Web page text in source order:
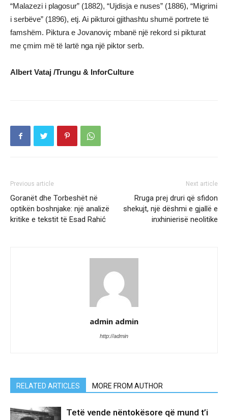
“Malazezi i plagosur” (1882), “Ujdisja e nuses” (1886), “Migrimi
i serbëve” (1896), etj. Ai pikturoi gjithashtu shumë portrete të
famshëm. Piktura e Jovanoviç mbanë një rekord si pikturat
me çmim më të lartë nga një piktor serb.
Albert Vataj /Trungu & InforCulture
Previous article
Goranët dhe Torbeshët në
optikën boshnjake: një analizë
kritike e tekstit të Esad Rahić
Next article
Rruga prej druri që sfidon
shekujt, një dëshmi e gjallë e
inxhinierisë neolitike
admin admin
http://admin
RELATED ARTICLES MORE FROM AUTHOR
Tetë vende nëntokësore që mund t’i